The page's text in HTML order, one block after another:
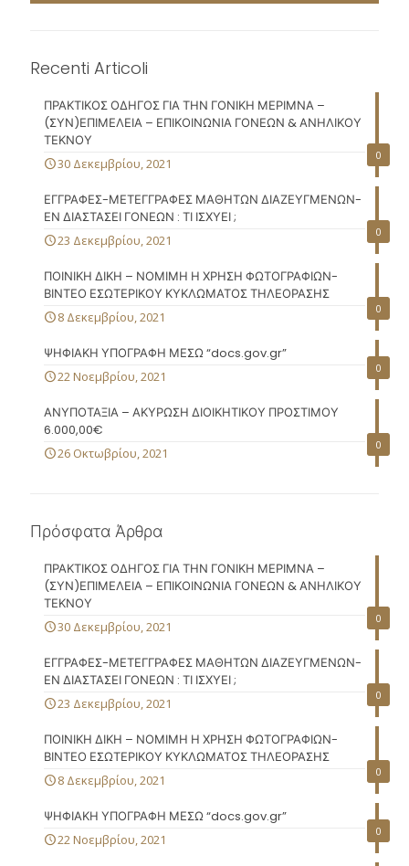
Recenti Articoli
0
ΠΡΑΚΤΙΚΟΣ ΟΔΗΓΟΣ ΓΙΑ ΤΗΝ ΓΟΝΙΚΗ ΜΕΡΙΜΝΑ –
(ΣΥΝ)ΕΠΙΜΕΛΕΙΑ – ΕΠΙΚΟΙΝΩΝΙΑ ΓΟΝΕΩΝ & ΑΝΗΛΙΚΟΥ
ΤΕΚΝΟΥ
30 Δεκεμβρίου, 2021
0
ΕΓΓΡΑΦΕΣ-ΜΕΤΕΓΓΡΑΦΕΣ ΜΑΘΗΤΩΝ ΔΙΑΖΕΥΓΜΕΝΩΝ-
ΕΝ ΔΙΑΣΤΑΣΕΙ ΓΟΝΕΩΝ : ΤΙ ΙΣΧΥΕΙ ;
23 Δεκεμβρίου, 2021
0
ΠΟΙΝΙΚΗ ΔΙΚΗ – ΝΟΜΙΜΗ Η ΧΡΗΣΗ ΦΩΤΟΓΡΑΦΙΩΝ-
ΒΙΝΤΕΟ ΕΣΩΤΕΡΙΚΟΥ ΚΥΚΛΩΜΑΤΟΣ ΤΗΛΕΟΡΑΣΗΣ
8 Δεκεμβρίου, 2021
0
ΨΗΦΙΑΚΗ ΥΠΟΓΡΑΦΗ ΜΕΣΩ “docs.gov.gr”
22 Νοεμβρίου, 2021
0
ΑΝΥΠΟΤΑΞΙΑ – ΑΚΥΡΩΣΗ ΔΙΟΙΚΗΤΙΚΟΥ ΠΡΟΣΤΙΜΟΥ
6.000,00€
26 Οκτωβρίου, 2021
Πρόσφατα Άρθρα
0
ΠΡΑΚΤΙΚΟΣ ΟΔΗΓΟΣ ΓΙΑ ΤΗΝ ΓΟΝΙΚΗ ΜΕΡΙΜΝΑ –
(ΣΥΝ)ΕΠΙΜΕΛΕΙΑ – ΕΠΙΚΟΙΝΩΝΙΑ ΓΟΝΕΩΝ & ΑΝΗΛΙΚΟΥ
ΤΕΚΝΟΥ
30 Δεκεμβρίου, 2021
0
ΕΓΓΡΑΦΕΣ-ΜΕΤΕΓΓΡΑΦΕΣ ΜΑΘΗΤΩΝ ΔΙΑΖΕΥΓΜΕΝΩΝ-
ΕΝ ΔΙΑΣΤΑΣΕΙ ΓΟΝΕΩΝ : ΤΙ ΙΣΧΥΕΙ ;
23 Δεκεμβρίου, 2021
0
ΠΟΙΝΙΚΗ ΔΙΚΗ – ΝΟΜΙΜΗ Η ΧΡΗΣΗ ΦΩΤΟΓΡΑΦΙΩΝ-
ΒΙΝΤΕΟ ΕΣΩΤΕΡΙΚΟΥ ΚΥΚΛΩΜΑΤΟΣ ΤΗΛΕΟΡΑΣΗΣ
8 Δεκεμβρίου, 2021
0
ΨΗΦΙΑΚΗ ΥΠΟΓΡΑΦΗ ΜΕΣΩ “docs.gov.gr”
22 Νοεμβρίου, 2021